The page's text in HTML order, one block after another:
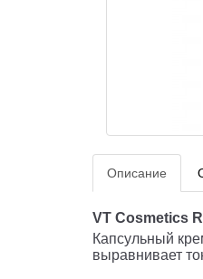
Описание
VT Cosmetics
Капсульный
выравнивает